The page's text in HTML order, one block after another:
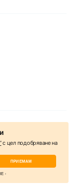
с цел подобряване на
ПРИЕМАМ